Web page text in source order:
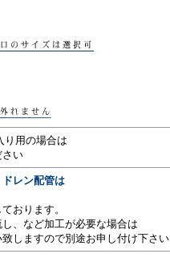
り用の場合は
い
レン配管は
ております。
、など加工が必要な場合は
しますので別途お申し付け下さい